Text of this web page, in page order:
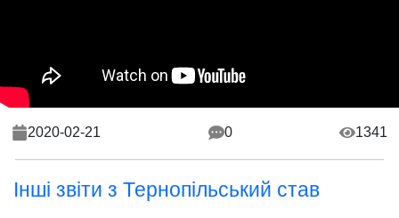
2020-02-21 0 1341
Інші звіти з Тернопільський став